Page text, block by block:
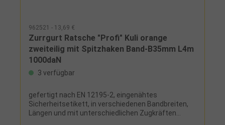
962521 - 13,69 €
Zurrgurt Ratsche "Profi" Kuli orange
zweiteilig mit Spitzhaken Band-B35mm L4m
1000daN
3 verfügbar
gefertigt nach EN 12195-2, eingenähtes
Sicherheitsetikett, in verschiedenen Bandbreiten,
Längen und mit unterschiedlichen Zugkräften